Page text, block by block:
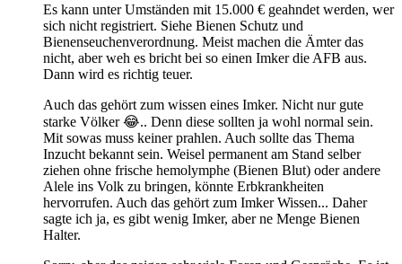
Es kann unter Umständen mit 15.000 € geahndet werden, wer
sich nicht registriert. Siehe Bienen Schutz und
Bienenseuchenverordnung. Meist machen die Ämter das
nicht, aber weh es bricht bei so einen Imker die AFB aus.
Dann wird es richtig teuer.
Auch das gehört zum wissen eines Imker. Nicht nur gute
starke Völker 😂.. Denn diese sollten ja wohl normal sein.
Mit sowas muss keiner prahlen. Auch sollte das Thema
Inzucht bekannt sein. Weisel permanent am Stand selber
ziehen ohne frische hemolymphe (Bienen Blut) oder andere
Alele ins Volk zu bringen, könnte Erbkrankheiten
hervorrufen. Auch das gehört zum Imker Wissen... Daher
sagte ich ja, es gibt wenig Imker, aber ne Menge Bienen
Halter.